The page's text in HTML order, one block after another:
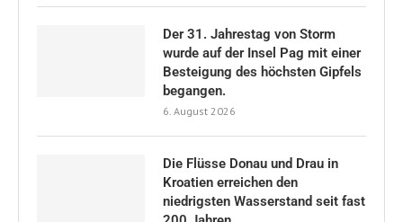
Der 31. Jahrestag von Storm
wurde auf der Insel Pag mit einer
Besteigung des höchsten Gipfels
begangen.
6. August 2026
Die Flüsse Donau und Drau in
Kroatien erreichen den
niedrigsten Wasserstand seit fast